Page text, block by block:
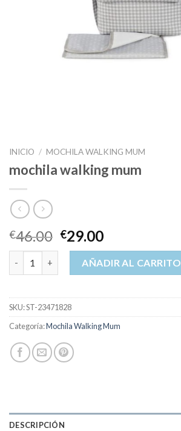
INICIO / MOCHILA WALKING MUM
mochila walking mum
€46.00 €29.00
mochila walking mum cantidadAÑADIR AL CARRITO
SKU:ST-23471828
Categoría:Mochila Walking Mum
DESCRIPCIÓN